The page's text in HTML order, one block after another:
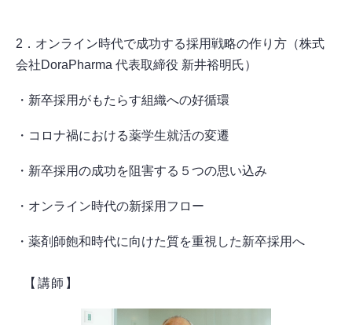
2．オンライン時代で成功する採用戦略の作り方（株式
会社DoraPharma 代表取締役 新井裕明氏）
・新卒採用がもたらす組織への好循環
・コロナ禍における薬学生就活の変遷
・新卒採用の成功を阻害する５つの思い込み
・オンライン時代の新採用フロー
・薬剤師飽和時代に向けた質を重視した新卒採用へ
【講師】